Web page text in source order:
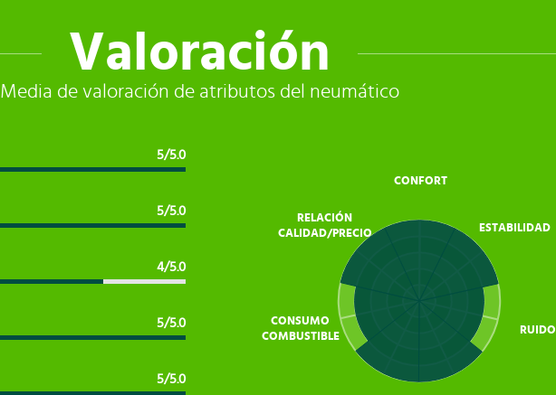
Valoración
Media de valoración de atributos del neumático
5/5.0
5/5.0
4/5.0
5/5.0
5/5.0
CONFORT
ESTABILIDAD
RUIDO
CONSUMO
COMBUSTIBLE
RELACIÓN
CALIDAD/PRECIO